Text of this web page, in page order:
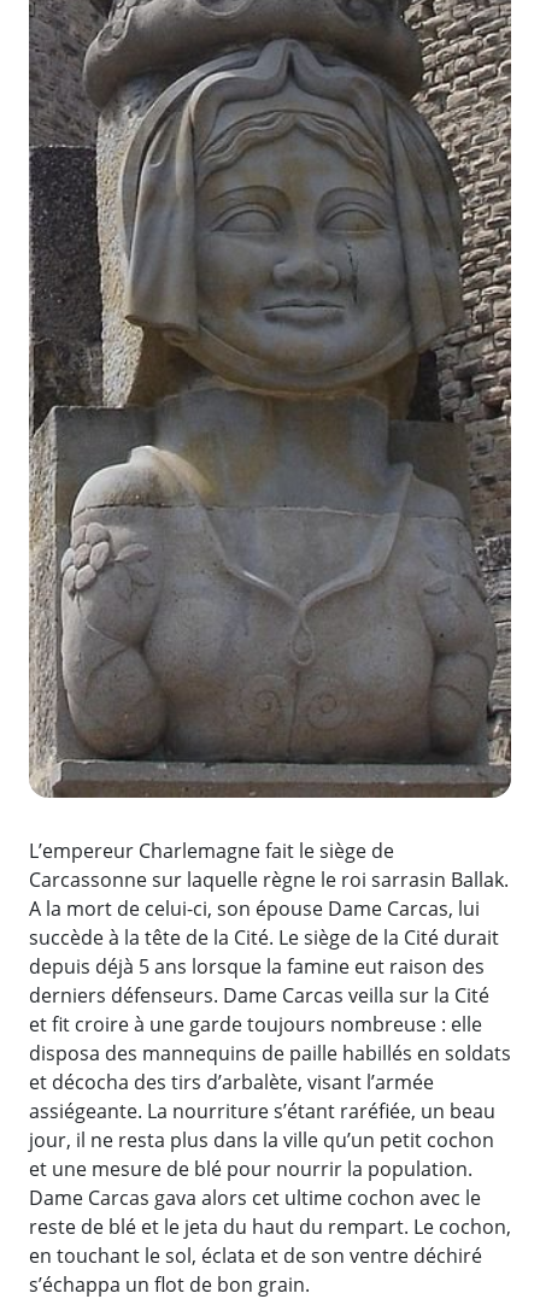
L’empereur Charlemagne fait le siège de
Carcassonne sur laquelle règne le roi sarrasin Ballak.
A la mort de celui-ci, son épouse Dame Carcas, lui
succède à la tête de la Cité. Le siège de la Cité durait
depuis déjà 5 ans lorsque la famine eut raison des
derniers défenseurs. Dame Carcas veilla sur la Cité
et fit croire à une garde toujours nombreuse : elle
disposa des mannequins de paille habillés en soldats
et décocha des tirs d’arbalète, visant l’armée
assiégeante. La nourriture s’étant raréfiée, un beau
jour, il ne resta plus dans la ville qu’un petit cochon
et une mesure de blé pour nourrir la population.
Dame Carcas gava alors cet ultime cochon avec le
reste de blé et le jeta du haut du rempart. Le cochon,
en touchant le sol, éclata et de son ventre déchiré
s’échappa un flot de bon grain.